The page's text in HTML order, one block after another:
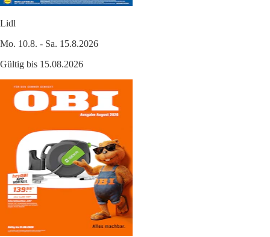
Lidl
Mo. 10.8. - Sa. 15.8.2026
Gültig bis 15.08.2026